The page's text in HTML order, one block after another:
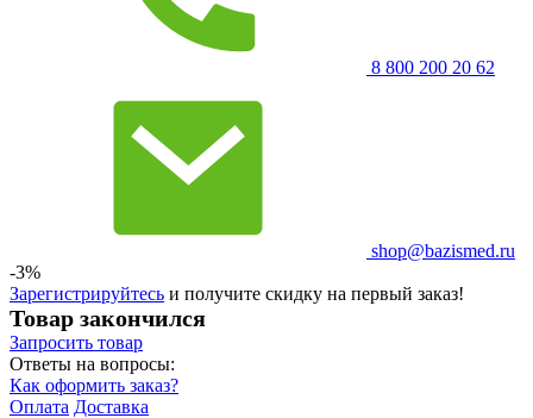
8 800 200 20 62
shop@bazismed.ru
-3%
Зарегистрируйтесь и получите скидку на первый заказ!
Товар закончился
Запросить товар
Ответы на вопросы:
Как оформить заказ?
Оплата Доставка